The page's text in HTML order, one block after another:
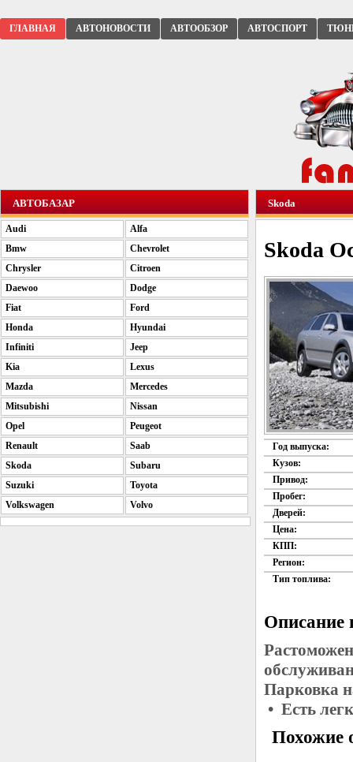
ГЛАВНАЯ АВТОНОВОСТИ АВТООБЗОР АВТОСПОРТ
Skoda
Skoda
Год выпуска:
Кузов:
Привод:
Пробег:
Дверей:
Цена:
КПП:
Регион:
Тип топлива:
Описание
Парковка
• Есть
Похожие
АВТОБАЗАР
Audi
Alfa
Bmw
Chevrolet
Chrysler
Citroen
Daewoo
Dodge
Fiat
Ford
Honda
Hyundai
Infiniti
Jeep
Kia
Lexus
Mazda
Mercedes
Mitsubishi
Nissan
Opel
Peugeot
Renault
Saab
Skoda
Subaru
Suzuki
Toyota
Volkswagen
Volvo